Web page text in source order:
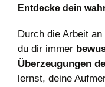
Entdecke dein
Durch die Arbeit
du dir immer
Überzeugungen
lernst, deine